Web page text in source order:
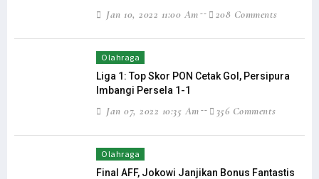
Jan 10, 2022 11:00 Am 208 Comments
Olahraga
Liga 1: Top Skor PON Cetak Gol, Persipura
Imbangi Persela 1-1
Jan 07, 2022 10:35 Am 356 Comments
Olahraga
Final AFF, Jokowi Janjikan Bonus Fantastis